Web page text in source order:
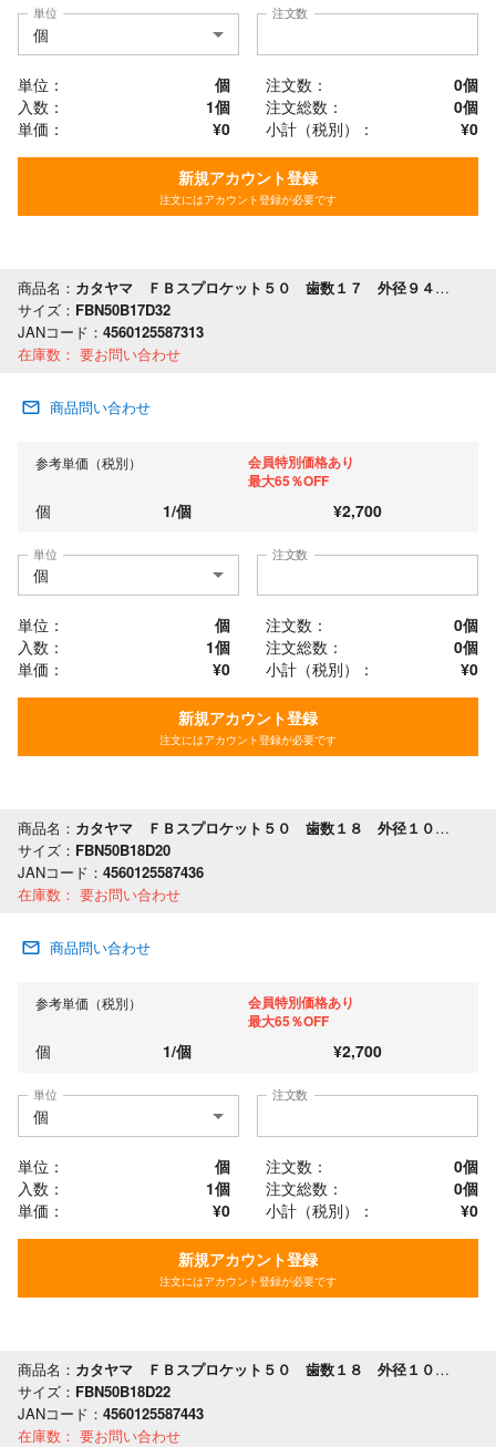
単位 注文数
単位：
個
入数：
1個
単価：
¥0
注文数： 0個
注文総数：
0個
小計（税別）：
¥0
新規アカウント登録
注文にはアカウント登録が必要です
商品名： カタヤマ ＦＢスプロケット５０ 歯数１７ 外径９４ 軸穴径３２
サイズ： FBN50B17D32
JANコード： 4560125587313
在庫数： 要お問い合わせ
商品問い合わせ
参考単価（税別）
会員特別価格あり
最大65％OFF
個 1/個 ¥2,700
単位 注文数
単位：
個
入数：
1個
単価：
¥0
注文数： 0個
注文総数：
0個
小計（税別）：
¥0
新規アカウント登録
注文にはアカウント登録が必要です
商品名： カタヤマ ＦＢスプロケット５０ 歯数１８ 外径１００ 軸穴径２０
サイズ： FBN50B18D20
JANコード： 4560125587436
在庫数： 要お問い合わせ
商品問い合わせ
参考単価（税別）
会員特別価格あり
最大65％OFF
個 1/個 ¥2,700
単位 注文数
単位：
個
入数：
1個
単価：
¥0
注文数： 0個
注文総数：
0個
小計（税別）：
¥0
新規アカウント登録
注文にはアカウント登録が必要です
商品名： カタヤマ ＦＢスプロケット５０ 歯数１８ 外径１００ 軸穴径２２
サイズ： FBN50B18D22
JANコード： 4560125587443
在庫数： 要お問い合わせ